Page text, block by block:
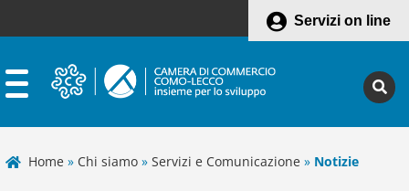
Servizi on line
Home » Chi siamo » Servizi e Comunicazione » Notizie